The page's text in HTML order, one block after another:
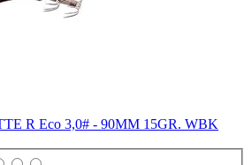
R Eco 3,0# - 90MM 15GR. WBK